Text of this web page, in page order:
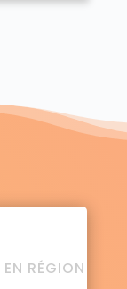
RÉGION